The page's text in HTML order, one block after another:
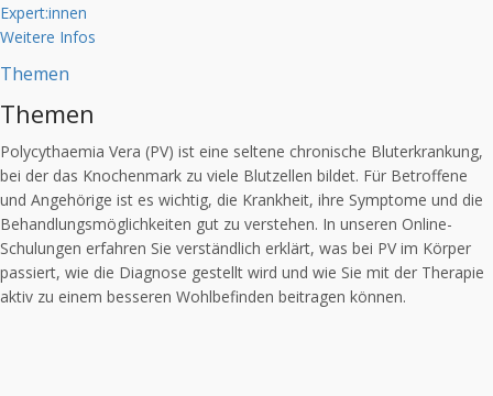
Expert:innen
Weitere Infos
Themen
Themen
Polycythaemia Vera (PV) ist eine seltene chronische Bluterkrankung,
bei der das Knochenmark zu viele Blutzellen bildet. Für Betroffene
und Angehörige ist es wichtig, die Krankheit, ihre Symptome und die
Behandlungsmöglichkeiten gut zu verstehen. In unseren Online-
Schulungen erfahren Sie verständlich erklärt, was bei PV im Körper
passiert, wie die Diagnose gestellt wird und wie Sie mit der Therapie
aktiv zu einem besseren Wohlbefinden beitragen können.